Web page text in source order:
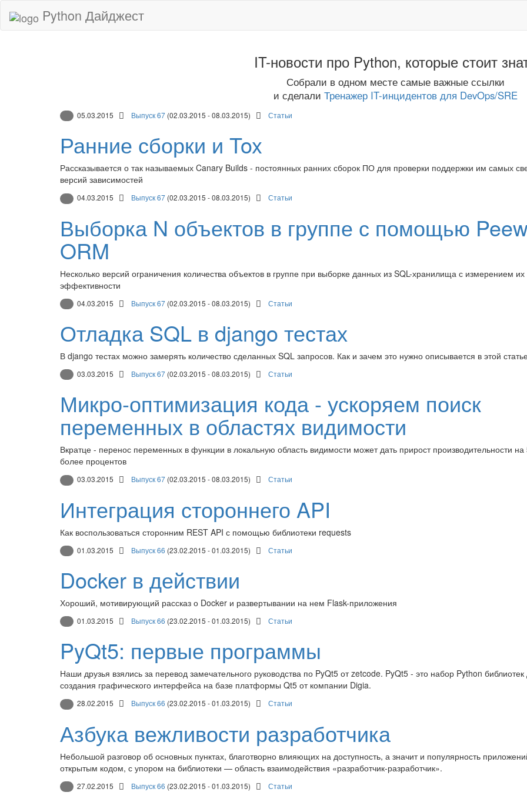
Python Дайджест
IT-новости про Python, которые стоит
Собрали в одном месте самые важные ссылки
и сделали Тренажер IT-инцидентов для DevOps/SRE
05.03.2015 Выпуск 67 (02.03.2015 - 08.03.2015) Статьи
Ранние сборки и Tox
Рассказывается о так называемых Canary Builds - постоянных ранних сборок ПО для проверки поддержки им самых
версий зависимостей
04.03.2015 Выпуск 67 (02.03.2015 - 08.03.2015) Статьи
Выборка N объектов в группе с помощью
ORM
Несколько версий ограничения количества объектов в группе при выборке данных из SQL-хранилища с измерением их
эффективности
04.03.2015 Выпуск 67 (02.03.2015 - 08.03.2015) Статьи
Отладка SQL в django тестах
В django тестах можно замерять количество сделанных SQL запросов. Как и зачем это нужно описывается в этой
03.03.2015 Выпуск 67 (02.03.2015 - 08.03.2015) Статьи
Микро-оптимизация кода - ускоряем поиск
переменных в областях видимости
Вкратце - перенос переменных в функции в локальную область видимости может дать прирост производительности на
более процентов
03.03.2015 Выпуск 67 (02.03.2015 - 08.03.2015) Статьи
Интеграция стороннего API
Как воспользоваться сторонним REST API с помощью библиотеки requests
01.03.2015 Выпуск 66 (23.02.2015 - 01.03.2015) Статьи
Docker в действии
Хороший, мотивирующий рассказ о Docker и развертывании на нем Flask-приложения
01.03.2015 Выпуск 66 (23.02.2015 - 01.03.2015) Статьи
PyQt5: первые программы
Наши друзья взялись за перевод замечательного руководства по PyQt5 от zetcode. PyQt5 - это набор Python библиотек
создания графического интерфейса на базе платформы Qt5 от компании Digia.
28.02.2015 Выпуск 66 (23.02.2015 - 01.03.2015) Статьи
Азбука вежливости разработчика
Небольшой разговор об основных пунктах, благотворно влияющих на доступность, а значит и популярность
открытым кодом, с упором на библиотеки — область взаимодействия «разработчик-разработчик».
27.02.2015 Выпуск 66 (23.02.2015 - 01.03.2015) Статьи